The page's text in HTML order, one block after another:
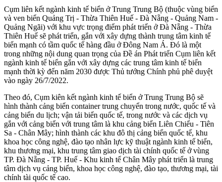
Cụm liên kết ngành kinh tế biển ở Trung Trung Bộ (thuộc vùng biển
và ven biển Quảng Trị - Thừa Thiên Huế - Đà Nẵng - Quảng Nam -
Quảng Ngãi) với khu vực trọng điểm phát triển ở Đà Nẵng - Thừa
Thiên Huế sẽ phát triển, gắn với xây dựng thành trung tâm kinh tế
biển mạnh có tầm quốc tế hàng đầu ở Đông Nam Á. Đó là một
trong những nội dung quan trọng của Đề án Phát triển Cụm liên kết
ngành kinh tế biển gắn với xây dựng các trung tâm kinh tế biển
mạnh thời kỳ đến năm 2030 được Thủ tướng Chính phủ phê duyệt
vào ngày 26/7/2022.
Theo đó, Cụm kiên kết ngành kinh tế biển ở Trung Trung Bộ sẽ
hình thành cảng biển container trung chuyển trong nước, quốc tế và
cảng biển du lịch; vận tải biển quốc tế, trong nước và các dịch vụ
gắn với cảng biển với trung tâm là khu cảng biển Liên Chiểu - Tiên
Sa - Chân Mây; hình thành các khu đô thị cảng biển quốc tế, khu
khoa học công nghệ, đào tạo nhân lực kỹ thuật ngành kinh tế biển,
khu thương mại, khu trung tâm giao dịch tài chính quốc tế ở vùng
TP. Đà Nẵng - TP. Huế - Khu kinh tế Chân Mây phát triển là trung
tâm dịch vụ cảng biển, khoa học công nghệ, đào tạo, thương mại, tài
chính tài quốc tế cao.